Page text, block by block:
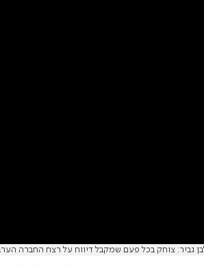
גביר: צוחק בכל פעם שמקבל דיווח על רצח החברה